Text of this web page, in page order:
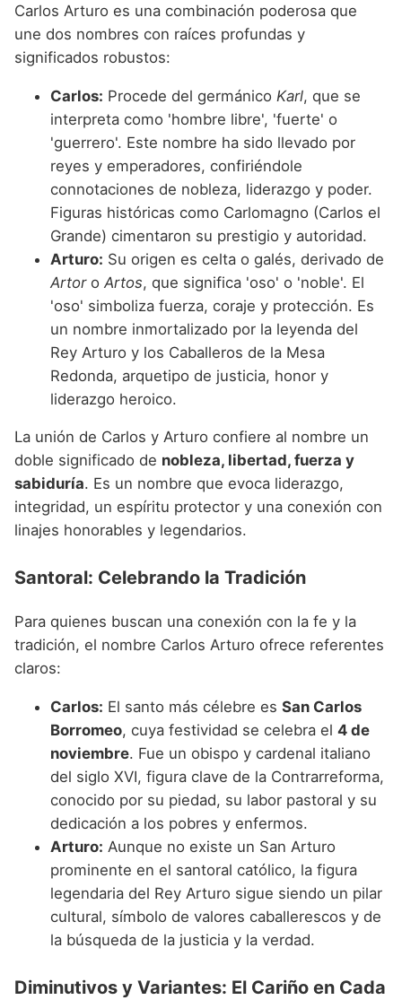
Nombres de niño que empiezan por Y
Nombres de niño que empiezan por Z
Carlos Arturo es una combinación poderosa que
une dos nombres con raíces profundas y
significados robustos:
Carlos: Procede del germánico Karl, que se
interpreta como 'hombre libre', 'fuerte' o
'guerrero'. Este nombre ha sido llevado por
reyes y emperadores, confiriéndole
connotaciones de nobleza, liderazgo y poder.
Figuras históricas como Carlomagno (Carlos el
Grande) cimentaron su prestigio y autoridad.
Arturo: Su origen es celta o galés, derivado de
Artoro Artos, que significa 'oso' o 'noble'. El
'oso' simboliza fuerza, coraje y protección. Es
un nombre inmortalizado por la leyenda del
Rey Arturo y los Caballeros de la Mesa
Redonda, arquetipo de justicia, honor y
liderazgo heroico.
La unión de Carlos y Arturo confiere al nombre un
doble significado de nobleza, libertad, fuerza y
sabiduría. Es un nombre que evoca liderazgo,
integridad, un espíritu protector y una conexión con
linajes honorables y legendarios.
Santoral: Celebrando la Tradición
Para quienes buscan una conexión con la fe y la
tradición, el nombre Carlos Arturo ofrece referentes
claros:
Carlos: El santo más célebre es San Carlos
Borromeo, cuya festividad se celebra el 4 de
noviembre. Fue un obispo y cardenal italiano
del siglo XVI, figura clave de la Contrarreforma,
conocido por su piedad, su labor pastoral y su
dedicación a los pobres y enfermos.
Arturo: Aunque no existe un San Arturo
prominente en el santoral católico, la figura
legendaria del Rey Arturo sigue siendo un pilar
cultural, símbolo de valores caballerescos y de
la búsqueda de la justicia y la verdad.
Diminutivos y Variantes: El Cariño en Cada